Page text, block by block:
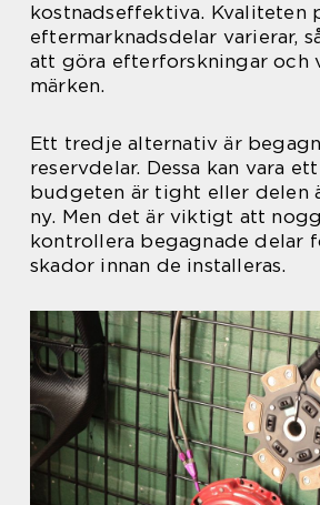
kostnadseffektiva. Kvaliteten
eftermarknadsdelar varierar,
att göra efterforskningar och
märken.
Ett tredje alternativ är
reservdelar. Dessa kan vara
budgeten är tight eller delen
ny. Men det är viktigt att
kontrollera begagnade delar
skador innan de installeras.